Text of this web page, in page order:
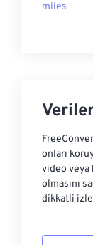
miles
onları
video veya
olmasını
dikkatli